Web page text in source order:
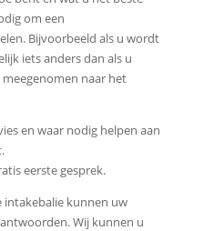
om een
Bijvoorbeeld als u wordt
iets anders dan als u
naar het
en waar nodig helpen aan
eerste gesprek.
intakebalie kunnen uw
Wij kunnen u